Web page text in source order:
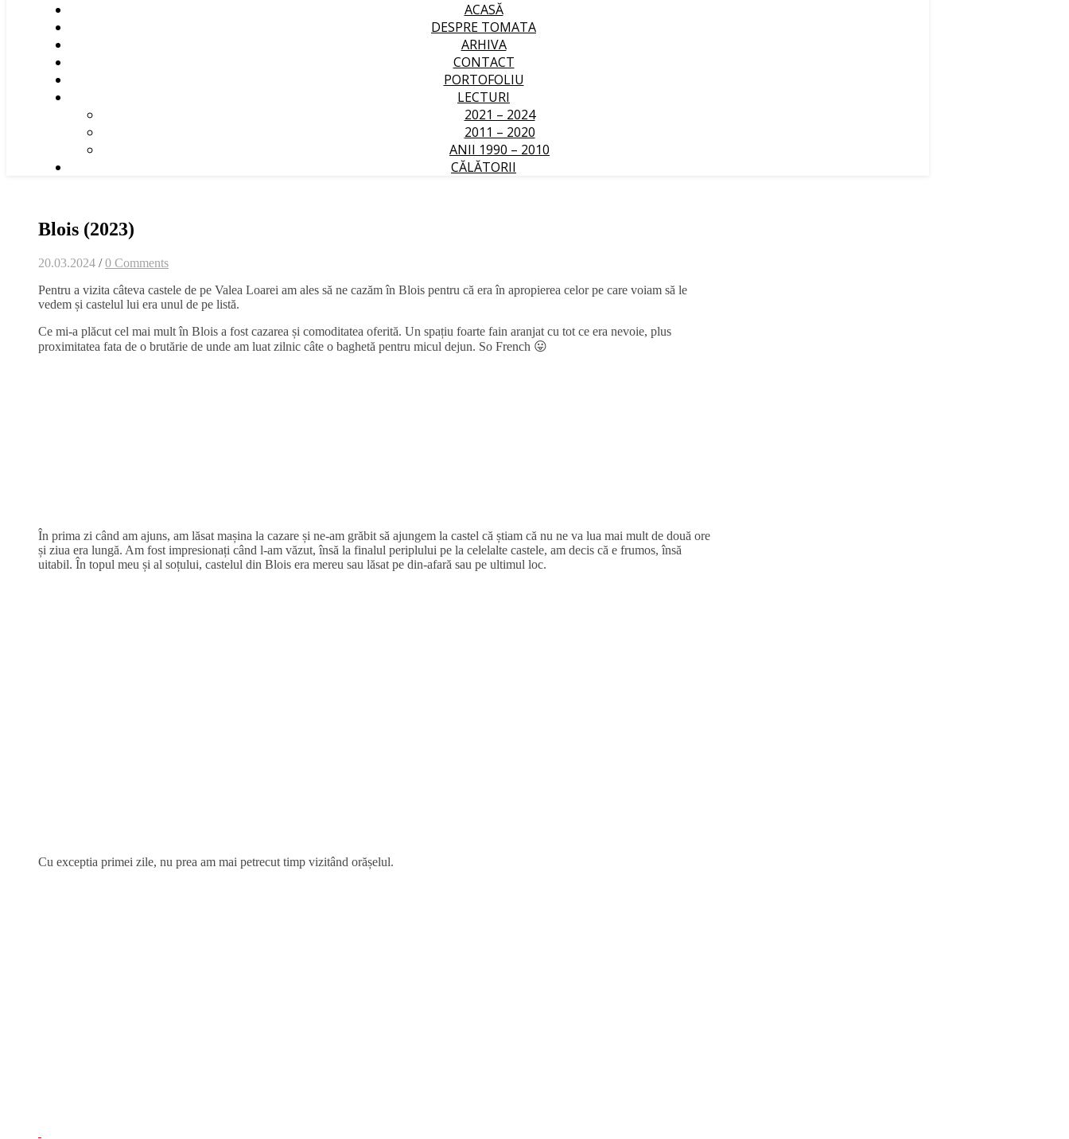
ACASĂ
DESPRE TOMATA
ARHIVA
CONTACT
PORTOFOLIU
LECTURI
2021 – 2024
2011 – 2020
ANII 1990 – 2010
CĂLĂTORII
Blois (2023)
20.03.2024 / 0 Comments
Pentru a vizita câteva castele de pe Valea Loarei am ales să ne cazăm în Blois pentru că era în apropierea celor pe care voiam să le
vedem și castelul lui era unul de pe listă.
Ce mi-a plăcut cel mai mult în Blois a fost cazarea și comoditatea oferită. Un spațiu foarte fain aranjat cu tot ce era nevoie, plus
proximitatea fata de o brutărie de unde am luat zilnic câte o baghetă pentru micul dejun. So French 😛
În prima zi când am ajuns, am lăsat mașina la cazare și ne-am grăbit să ajungem la castel că știam că nu ne va lua mai mult de două ore
și ziua era lungă. Am fost impresionați când l-am văzut, însă la finalul periplului pe la celelalte castele, am decis că e frumos, însă
uitabil. În topul meu și al soțului, castelul din Blois era mereu sau lăsat pe din-afară sau pe ultimul loc.
Cu exceptia primei zile, nu prea am mai petrecut timp vizitând orășelul.